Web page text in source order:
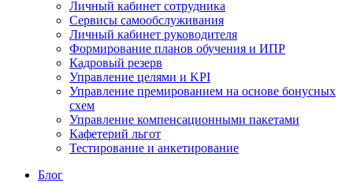
Личный кабинет сотрудника
Сервисы самообслуживания
Личный кабинет руководителя
Формирование планов обучения и ИПР
Кадровый резерв
Управление целями и KPI
Управление премированием на основе бонусных
схем
Управление компенсационными пакетами
Кафетерий льгот
Тестирование и анкетирование
Блог